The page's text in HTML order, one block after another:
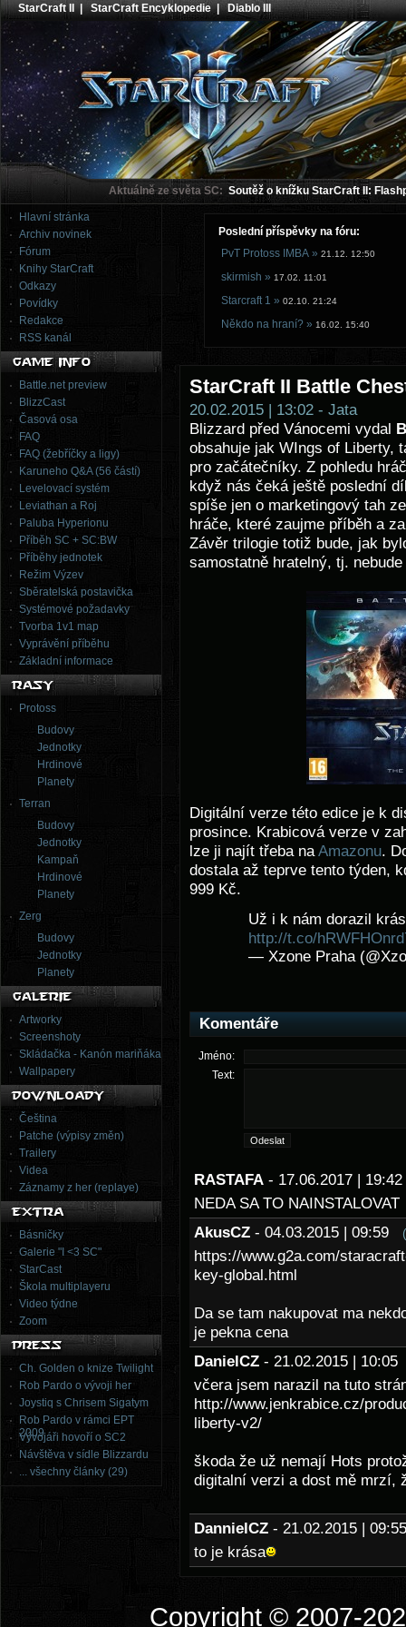
StarCraft II |StarCraft Encyklopedie|Diablo III
Aktuálně ze světa SC: Soutěž o knížku StarCraft II:
Hlavní stránka
Archiv novinek
Fórum
Knihy StarCraft
Odkazy
Povídky
Redakce
RSS kanál
Battle.net preview
BlizzCast
Časová osa
FAQ
FAQ (žebříčky a ligy)
Karuneho Q&A (56 částí)
Levelovací systém
Leviathan a Roj
Paluba Hyperionu
Příběh SC + SC:BW
Příběhy jednotek
Režim Výzev
Sběratelská postavička
Systémové požadavky
Tvorba 1v1 map
Vyprávění příběhu
Základní informace
Protoss
Budovy
Jednotky
Hrdinové
Planety
Terran
Budovy
Jednotky
Kampaň
Hrdinové
Planety
Zerg
Budovy
Jednotky
Planety
Artworky
Screenshoty
Skládačka - Kanón mariňáka
Wallpapery
Čeština
Patche (výpisy změn)
Trailery
Videa
Záznamy z her (replaye)
Básničky
Galerie "I <3 SC"
StarCast
Škola multiplayeru
Video týdne
Zoom
Ch. Golden o knize Twilight
Rob Pardo o vývoji her
Joystiq s Chrisem Sigatym
Rob Pardo v rámci EPT
2009
Vývojáři hovoří o SC2
Návštěva v sídle Blizzardu
... všechny články (29)
Poslední příspěvky na fóru:
PvT Protoss IMBA » 21.12. 12:50
skirmish » 17.02. 11:01
Starcraft 1 » 02.10. 21:24
Někdo na hraní? » 16.02. 15:40
StarCraft II Battle
20.02.2015 | 13:02 - Jata
Blizzard před Vánocemi vydal
obsahuje jak WIngs of Liberty,
pro začátečníky. Z pohledu
když nás čeká ještě poslední
spíše jen o marketingový tah
hráče, které zaujme příběh a
Závěr trilogie totiž bude, jak
samostatně hratelný, tj.
Digitální verze této edice je k
prosince. Krabicová verze v
lze ji najít třeba naAmazonu.
dostala až teprve tento týden,
999 Kč.
Už i k nám dorazil
http://t.co/
— Xzone Praha
Komentáře
Jméno:
Text:
RASTAFA - 17.06.2017 |
NEDA SA TO NAINSTALOVAT
AkusCZ - 04.03.2015 | 09:59
https://www.g2a.com/
key-global.html
Da se tam nakupovat ma
je pekna cena
DanielCZ - 21.02.2015 |
včera jsem narazil na tuto
http://www.jenkrabice.cz/
liberty-v2/
škoda že už nemají Hots
digitalní verzi a dost mě mrzí,
DannielCZ - 21.02.2015 |
to je krása
Copyright © 2007-